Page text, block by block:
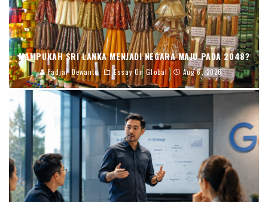
MAMPUKAH SRI LANKA MENJADI NEGARA MAJU PADA 2048?
Fadjar Dewanto Essay On Global Aug 6, 2026